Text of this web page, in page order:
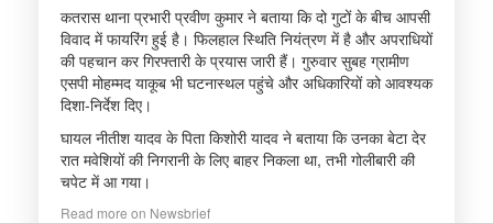
कतरास थाना प्रभारी प्रवीण कुमार ने बताया कि दो गुटों के बीच आपसी
विवाद में फायरिंग हुई है। फिलहाल स्थिति नियंत्रण में है और अपराधियों
की पहचान कर गिरफ्तारी के प्रयास जारी हैं। गुरुवार सुबह ग्रामीण
एसपी मोहम्मद याकूब भी घटनास्थल पहुंचे और अधिकारियों को आवश्यक
दिशा-निर्देश दिए।
घायल नीतीश यादव के पिता किशोरी यादव ने बताया कि उनका बेटा देर
रात मवेशियों की निगरानी के लिए बाहर निकला था, तभी गोलीबारी की
चपेट में आ गया।
Read more on Newsbrief